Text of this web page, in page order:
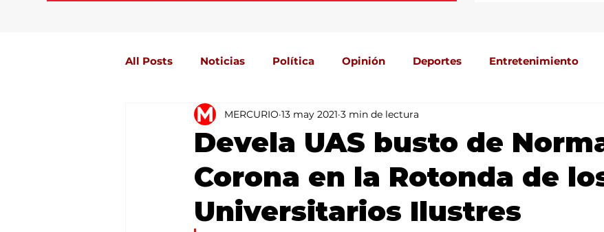
All Posts Noticias Política Opinión Deportes Entretenimiento
Agricultura México Mundo Portada 2
Devela UAS busto de
Corona en la Rotonda de
Universitarios Ilustres
MERCURIO 13 may 2021 3 min de lectura